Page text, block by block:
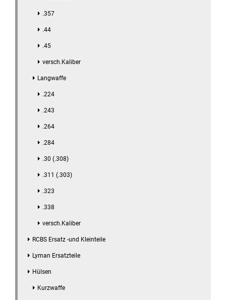
.357
.44
.45
versch.Kaliber
Langwaffe
.224
.243
.264
.284
.30 (.308)
.311 (.303)
.323
.338
versch.Kaliber
RCBS Ersatz -und Kleinteile
Lyman Ersatzteile
Hülsen
Kurzwaffe